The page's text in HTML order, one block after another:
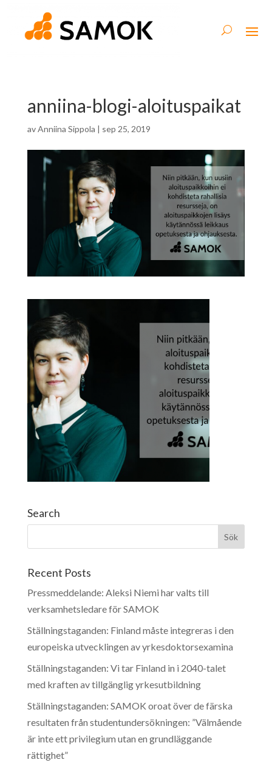
anniina-blogi-aloituspaikat
avAnniina Sippola | sep 25, 2019
Search
Recent Posts
Pressmeddelande: Aleksi Niemi har valts till
verksamhetsledare för SAMOK
Ställningstaganden: Finland måste integreras i den
europeiska utvecklingen av yrkesdoktorsexamina
Ställningstaganden: Vi tar Finland in i 2040-talet
med kraften av tillgänglig yrkesutbildning
Ställningstaganden: SAMOK oroat över de färska
resultaten från studentundersökningen: ”Välmående
är inte ett privilegium utan en grundläggande
rättighet”